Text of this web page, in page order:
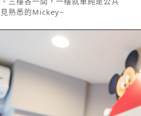
熟悉的Mickey~